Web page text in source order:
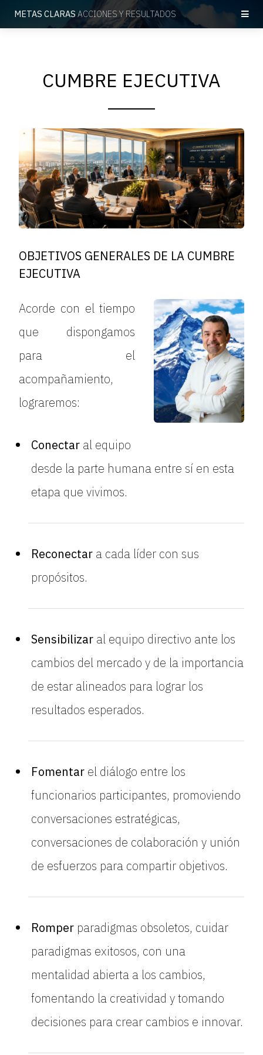
METAS CLARAS ACCIONES Y RESULTADOS
CUMBRE EJECUTIVA
OBJETIVOS GENERALES DE LA CUMBRE
EJECUTIVA
Acorde con el tiempo
que dispongamos
para el
acompañamiento,
lograremos:
Conectar al equipo
desde la parte humana entre sí en esta
etapa que vivimos.
Reconectar a cada líder con sus
propósitos.
Sensibilizar al equipo directivo ante los
cambios del mercado y de la importancia
de estar alineados para lograr los
resultados esperados.
Fomentar el diálogo entre los
funcionarios participantes, promoviendo
conversaciones estratégicas,
conversaciones de colaboración y unión
de esfuerzos para compartir objetivos.
Romper paradigmas obsoletos, cuidar
paradigmas exitosos, con una
mentalidad abierta a los cambios,
fomentando la creatividad y tomando
decisiones para crear cambios e innovar.